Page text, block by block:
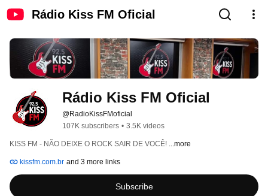
Rádio Kiss FM Oficial
Rádio Kiss FM Oficial
@RadioKissFMoficial
107K subscribers • 3.5K videos
KISS FM - NÃO DEIXE O ROCK SAIR DE VOCÊ! ...more
kissfm.com.br and 3 more links
Subscribe